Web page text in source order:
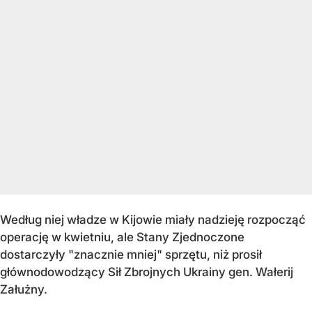
Według niej władze w Kijowie miały nadzieję rozpocząć
operację w kwietniu, ale Stany Zjednoczone
dostarczyły "znacznie mniej" sprzętu, niż prosił
głównodowodzący Sił Zbrojnych Ukrainy gen. Wałerij
Załużny.